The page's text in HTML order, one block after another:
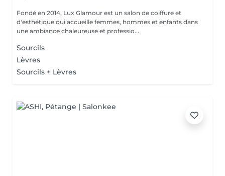
Fondé en 2014, Lux Glamour est un salon de coiffure et
d'esthétique qui accueille femmes, hommes et enfants dans
une ambiance chaleureuse et professio...
Sourcils
Lèvres
Sourcils + Lèvres